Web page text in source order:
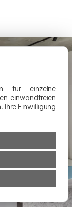
für einzelne
einwandfreien
Ihre Einwilligung